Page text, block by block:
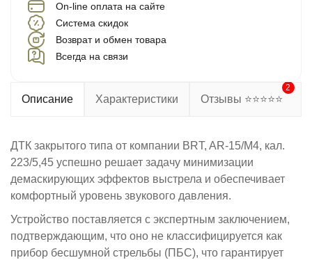
On-line оплата на сайте
Система скидок
Возврат и обмен товара
Всегда на связи
Описание Характеристики Отзывы ⭐⭐⭐⭐⭐
2
ДТК закрытого типа от компании BRT, AR-15/M4, кал.
223/5,45 успешно решает задачу минимизации
демаскирующих эффектов выстрела и обеспечивает
комфортный уровень звукового давления.
Устройство поставляется с экспертным заключением,
подтверждающим, что оно не классифицируется как
прибор бесшумной стрельбы (ПБС), что гарантирует